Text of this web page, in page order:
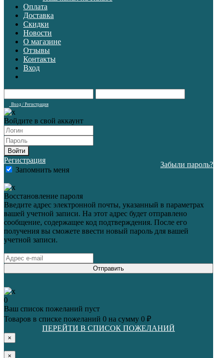
Оплата
Доставка
Скидки
Новости
О магазине
Отзывы
Контакты
Вход
Вход / Регистрация
Войдите в свой аккаунт
Войти
Регистрация
Запомнить меня
Забыли пароль?
Восстановление пароля
Введите адрес электронной почты, указанный в параметрах
вашей учетной записи. На этот адрес будет отправлено
сообщение, содержащее код подтверждения. После его
получения вы сможете ввести новый пароль для вашей
учетной записи.
Отправить
0
Ваш список пожеланий пуст
Товаров в списке пожеланий 0 на сумму 0 ₽
ПЕРЕЙТИ В СПИСОК ПОЖЕЛАНИЙ
×
×